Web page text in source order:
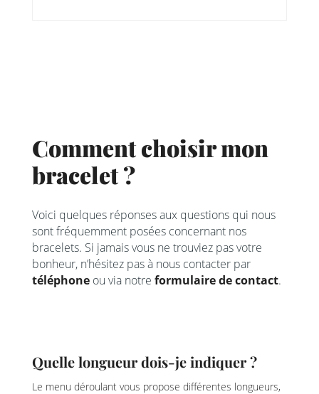
Comment choisir mon
bracelet ?
Voici quelques réponses aux questions qui nous
sont fréquemment posées concernant nos
bracelets. Si jamais vous ne trouviez pas votre
bonheur, n’hésitez pas à nous contacter par
téléphoneou via notre formulaire de contact.
Quelle longueur dois-je indiquer ?
Le menu déroulant vous propose différentes longueurs,